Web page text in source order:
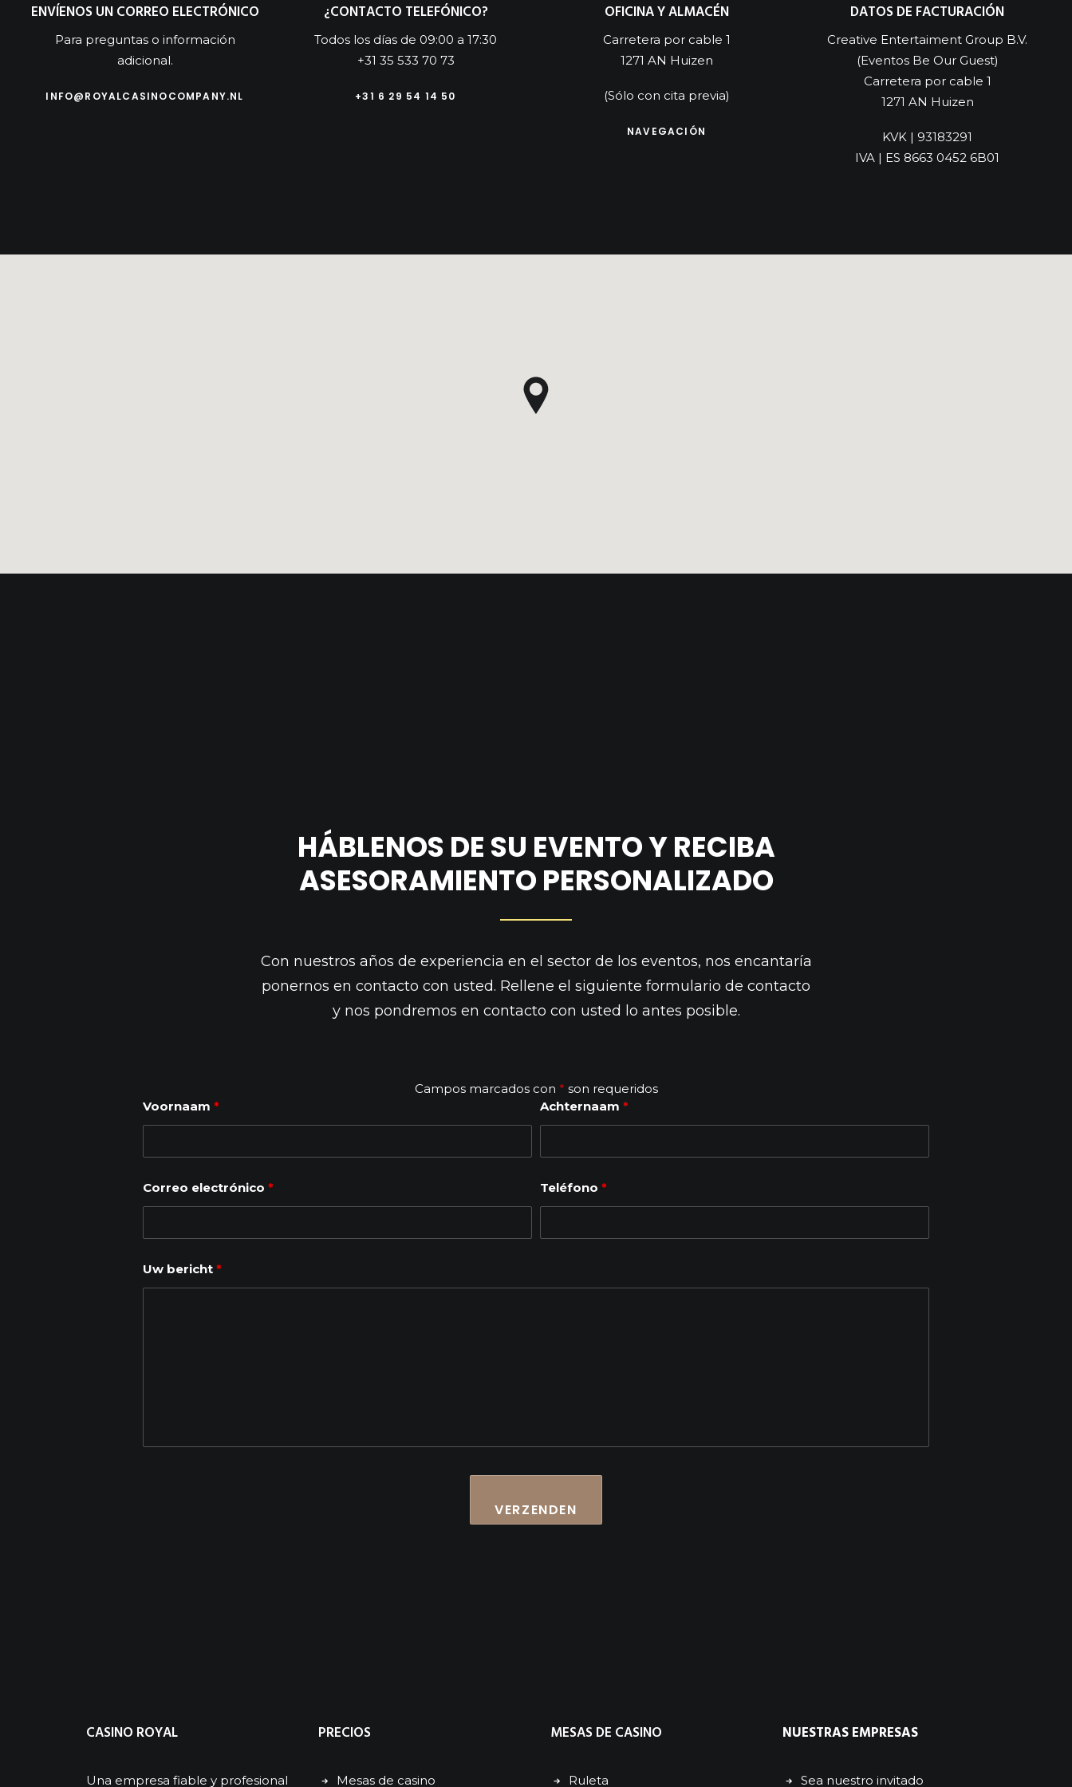
ENVÍENOS UN CORREO ELECTRÓNICO
Para preguntas o información
adicional.
INFO@ROYALCASINOCOMPANY.NL
¿CONTACTO TELEFÓNICO?
Todos los días de 09:00 a 17:30
+31 35 533 70 73
+31 6 29 54 14 50
OFICINA Y ALMACÉN
Carretera por cable 1
1271 AN Huizen
(Sólo con cita previa)
NAVEGACIÓN
DATOS DE FACTURACIÓN
Creative Entertaiment Group B.V.
(Eventos Be Our Guest)
Carretera por cable 1
1271 AN Huizen
KVK | 93183291
IVA | ES 8663 0452 6B01
HÁBLENOS DE SU EVENTO Y RECIBA
ASESORAMIENTO PERSONALIZADO
Con nuestros años de experiencia en el sector de los eventos, nos encantaría
ponernos en contacto con usted. Rellene el siguiente formulario de contacto
y nos pondremos en contacto con usted lo antes posible.
Campos marcados con * son requeridos
Voornaam * Achternaam *
Correo electrónico * Teléfono *
Uw bericht *
CASINO ROYAL
Una empresa fiable y profesional
PRECIOS
Mesas de casino
MESAS DE CASINO
Ruleta
NUESTRAS EMPRESAS
Sea nuestro invitado